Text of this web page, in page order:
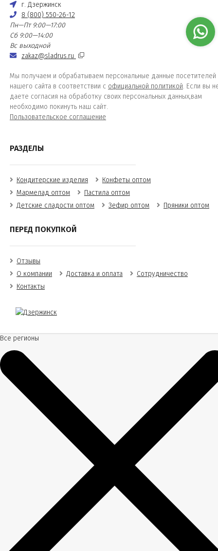
г. Дзержинск
8 (800) 550-26-12
Пн—Пт 9:00—17:00
Сб 9:00—14:00
Вс выходной
zakaz@sladrus.ru
Мы получаем и обрабатываем персональные данные посетителей
нашего сайта в соответствии с официальной политикой. Если вы
даете согласия на обработку своих персональных данных,вам
необходимо покинуть наш сайт.
Пользовательское соглашение
РАЗДЕЛЫ
Кондитерские изделия
Конфеты оптом
Мармелад оптом
Пастила оптом
Детские сладости оптом
Зефир оптом Пряники оптом
ПЕРЕД ПОКУПКОЙ
Отзывы
О компании
Доставка и оплата
Сотрудничество
Контакты
Все регионы